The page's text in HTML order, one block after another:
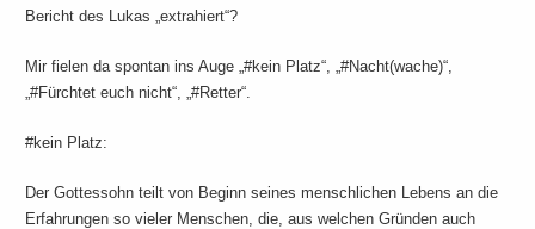
Bericht des Lukas „extrahiert“?
Mir fielen da spontan ins Auge „#kein Platz“, „#Nacht(wache)“,
„#Fürchtet euch nicht“, „#Retter“.
#kein Platz:
Der Gottessohn teilt von Beginn seines menschlichen Lebens an die
Erfahrungen so vieler Menschen, die, aus welchen Gründen auch